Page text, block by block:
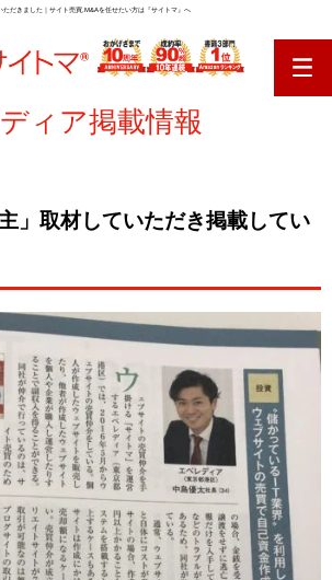
だきました｜サイト売買,M&Aを任せたい方は『サイトマ』へ
ディア掲載情報
」取材していただき掲載してい